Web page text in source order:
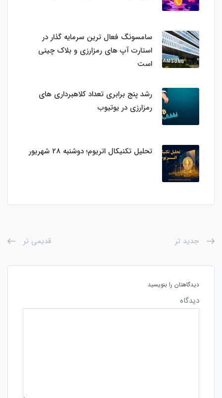
سامسونگ فعال‌ ترین سرمایه‌ گذار در
استارت‌ آپ‌ های رمزارزی و بلاک چینی
است
رشد پنج برابری تعداد کلاهبرداری های
رمزارزی در یوتیوب
تحلیل تکنیکال اتریوم؛ دوشنبه 28 شهریور
جدید تر قدیمی تر
دیدگاهتان را بنویسید
دیدگاه